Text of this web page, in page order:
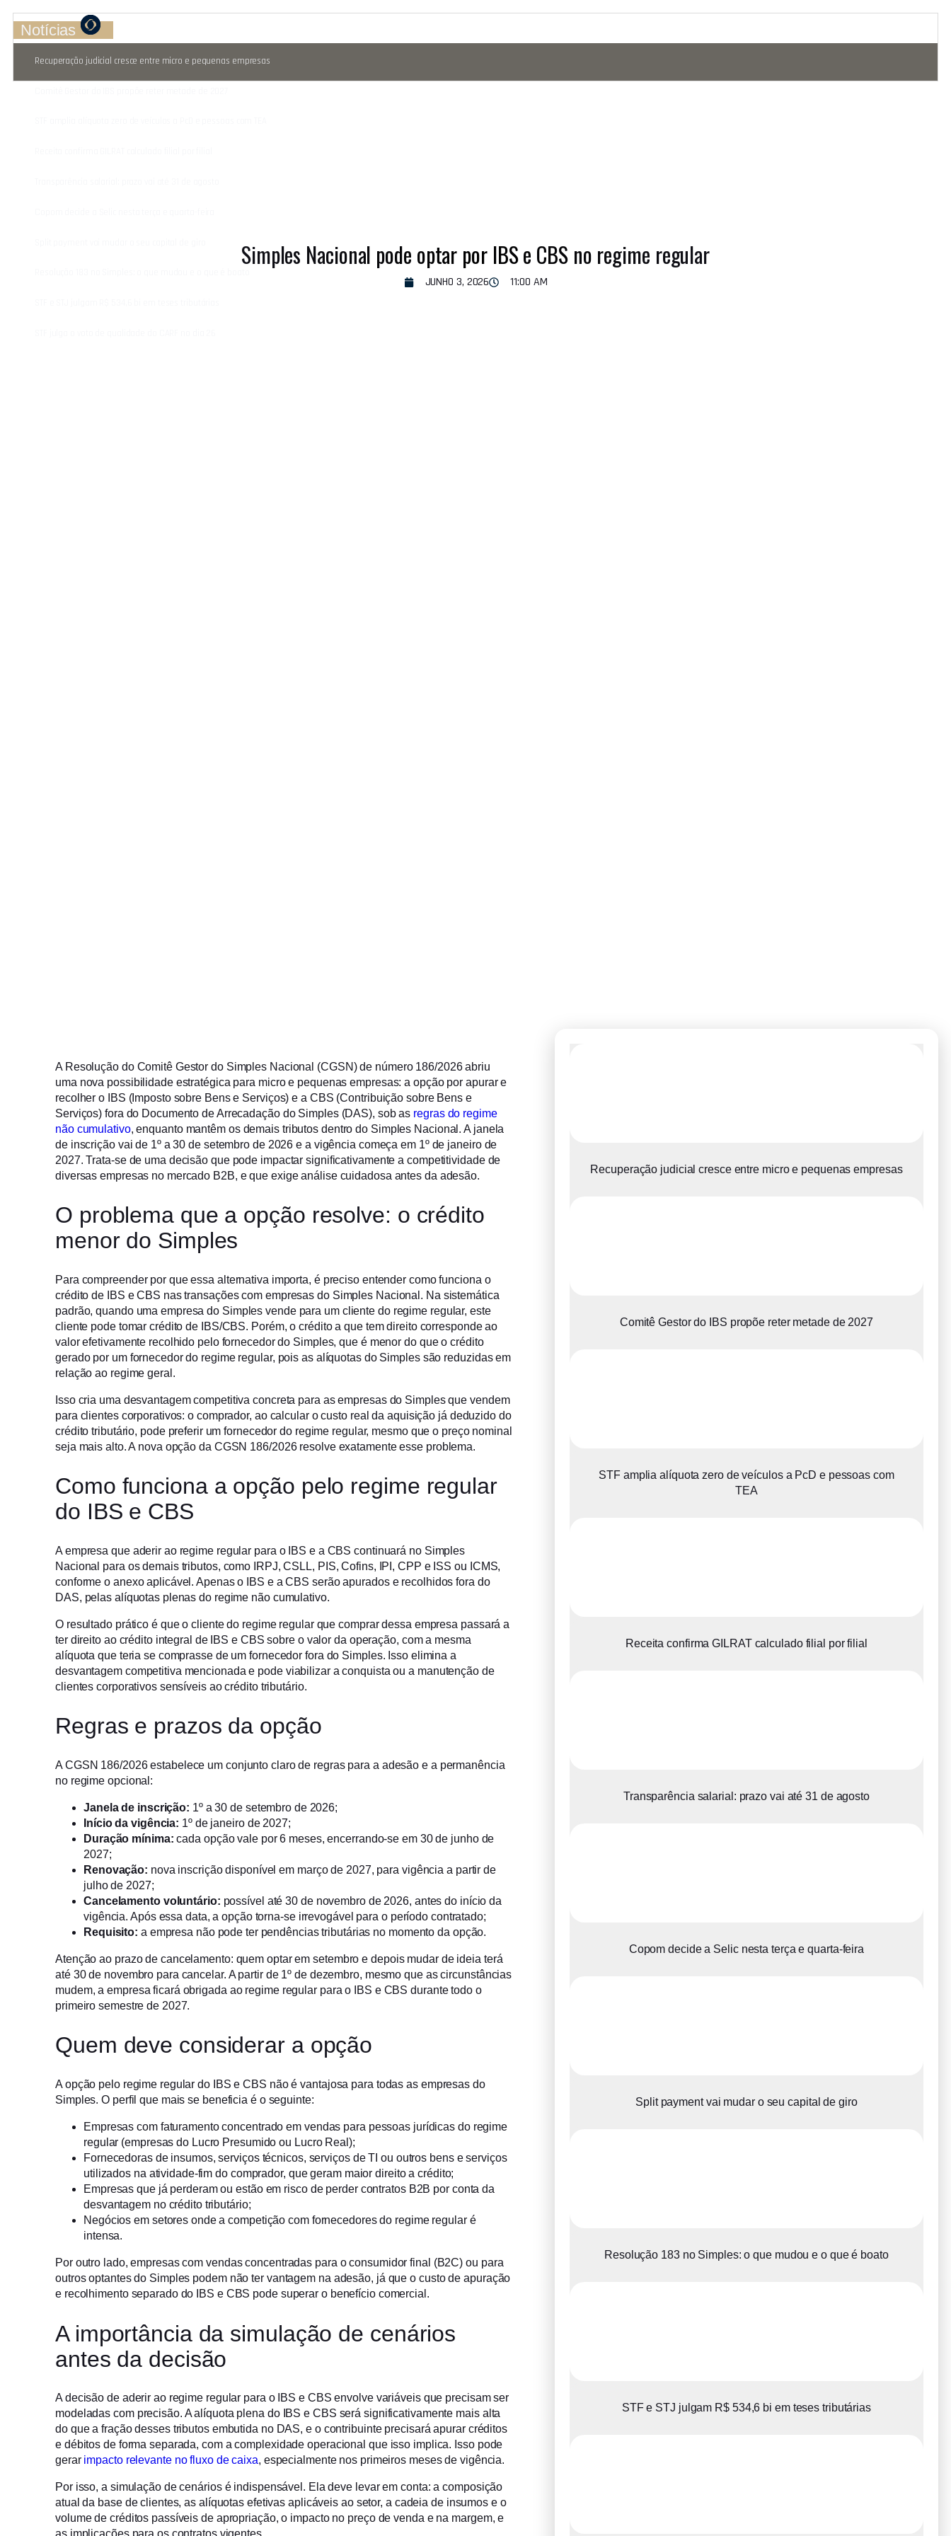
Notícias
Recuperação judicial cresce entre micro e pequenas empresas
Simples Nacional pode optar por IBS e CBS no regime regular
JUNHO 3, 2026 11:00 AM
A Resolução do Comitê Gestor do Simples Nacional (CGSN) de número 186/2026 abriu
uma nova possibilidade estratégica para micro e pequenas empresas: a opção por apurar e
recolher o IBS (Imposto sobre Bens e Serviços) e a CBS (Contribuição sobre Bens e
Serviços) fora do Documento de Arrecadação do Simples (DAS), sob as regras do regime
não cumulativo, enquanto mantêm os demais tributos dentro do Simples Nacional. A janela
de inscrição vai de 1º a 30 de setembro de 2026 e a vigência começa em 1º de janeiro de
2027. Trata-se de uma decisão que pode impactar significativamente a competitividade de
diversas empresas no mercado B2B, e que exige análise cuidadosa antes da adesão.
O problema que a opção resolve: o crédito
menor do Simples
Para compreender por que essa alternativa importa, é preciso entender como funciona o
crédito de IBS e CBS nas transações com empresas do Simples Nacional. Na sistemática
padrão, quando uma empresa do Simples vende para um cliente do regime regular, este
cliente pode tomar crédito de IBS/CBS. Porém, o crédito a que tem direito corresponde ao
valor efetivamente recolhido pelo fornecedor do Simples, que é menor do que o crédito
gerado por um fornecedor do regime regular, pois as alíquotas do Simples são reduzidas em
relação ao regime geral.
Isso cria uma desvantagem competitiva concreta para as empresas do Simples que vendem
para clientes corporativos: o comprador, ao calcular o custo real da aquisição já deduzido do
crédito tributário, pode preferir um fornecedor do regime regular, mesmo que o preço nominal
seja mais alto. A nova opção da CGSN 186/2026 resolve exatamente esse problema.
Como funciona a opção pelo regime regular
do IBS e CBS
A empresa que aderir ao regime regular para o IBS e a CBS continuará no Simples
Nacional para os demais tributos, como IRPJ, CSLL, PIS, Cofins, IPI, CPP e ISS ou ICMS,
conforme o anexo aplicável. Apenas o IBS e a CBS serão apurados e recolhidos fora do
DAS, pelas alíquotas plenas do regime não cumulativo.
O resultado prático é que o cliente do regime regular que comprar dessa empresa passará a
ter direito ao crédito integral de IBS e CBS sobre o valor da operação, com a mesma
alíquota que teria se comprasse de um fornecedor fora do Simples. Isso elimina a
desvantagem competitiva mencionada e pode viabilizar a conquista ou a manutenção de
clientes corporativos sensíveis ao crédito tributário.
Regras e prazos da opção
A CGSN 186/2026 estabelece um conjunto claro de regras para a adesão e a permanência
no regime opcional:
Janela de inscrição: 1º a 30 de setembro de 2026;
Início da vigência: 1º de janeiro de 2027;
Duração mínima: cada opção vale por 6 meses, encerrando-se em 30 de junho de
2027;
Renovação: nova inscrição disponível em março de 2027, para vigência a partir de
julho de 2027;
Cancelamento voluntário: possível até 30 de novembro de 2026, antes do início da
vigência. Após essa data, a opção torna-se irrevogável para o período contratado;
Requisito: a empresa não pode ter pendências tributárias no momento da opção.
Atenção ao prazo de cancelamento: quem optar em setembro e depois mudar de ideia terá
até 30 de novembro para cancelar. A partir de 1º de dezembro, mesmo que as circunstâncias
mudem, a empresa ficará obrigada ao regime regular para o IBS e CBS durante todo o
primeiro semestre de 2027.
Quem deve considerar a opção
A opção pelo regime regular do IBS e CBS não é vantajosa para todas as empresas do
Simples. O perfil que mais se beneficia é o seguinte:
Empresas com faturamento concentrado em vendas para pessoas jurídicas do regime
regular (empresas do Lucro Presumido ou Lucro Real);
Fornecedoras de insumos, serviços técnicos, serviços de TI ou outros bens e serviços
utilizados na atividade-fim do comprador, que geram maior direito a crédito;
Empresas que já perderam ou estão em risco de perder contratos B2B por conta da
desvantagem no crédito tributário;
Negócios em setores onde a competição com fornecedores do regime regular é
intensa.
Por outro lado, empresas com vendas concentradas para o consumidor final (B2C) ou para
outros optantes do Simples podem não ter vantagem na adesão, já que o custo de apuração
e recolhimento separado do IBS e CBS pode superar o benefício comercial.
A importância da simulação de cenários
antes da decisão
A decisão de aderir ao regime regular para o IBS e CBS envolve variáveis que precisam ser
modeladas com precisão. A alíquota plena do IBS e CBS será significativamente mais alta
do que a fração desses tributos embutida no DAS, e o contribuinte precisará apurar créditos
e débitos de forma separada, com a complexidade operacional que isso implica. Isso pode
gerar impacto relevante no fluxo de caixa, especialmente nos primeiros meses de vigência.
Por isso, a simulação de cenários é indispensável. Ela deve levar em conta: a composição
atual da base de clientes, as alíquotas efetivas aplicáveis ao setor, a cadeia de insumos e o
volume de créditos passíveis de apropriação, o impacto no preço de venda e na margem, e
as implicações para os contratos vigentes.
Recuperação judicial cresce entre micro e pequenas empresas
Comitê Gestor do IBS propõe reter metade de 2027
STF amplia alíquota zero de veículos a PcD e pessoas com
TEA
Receita confirma GILRAT calculado filial por filial
Transparência salarial: prazo vai até 31 de agosto
Copom decide a Selic nesta terça e quarta-feira
Split payment vai mudar o seu capital de giro
Resolução 183 no Simples: o que mudou e o que é boato
STF e STJ julgam R$ 534,6 bi em teses tributárias